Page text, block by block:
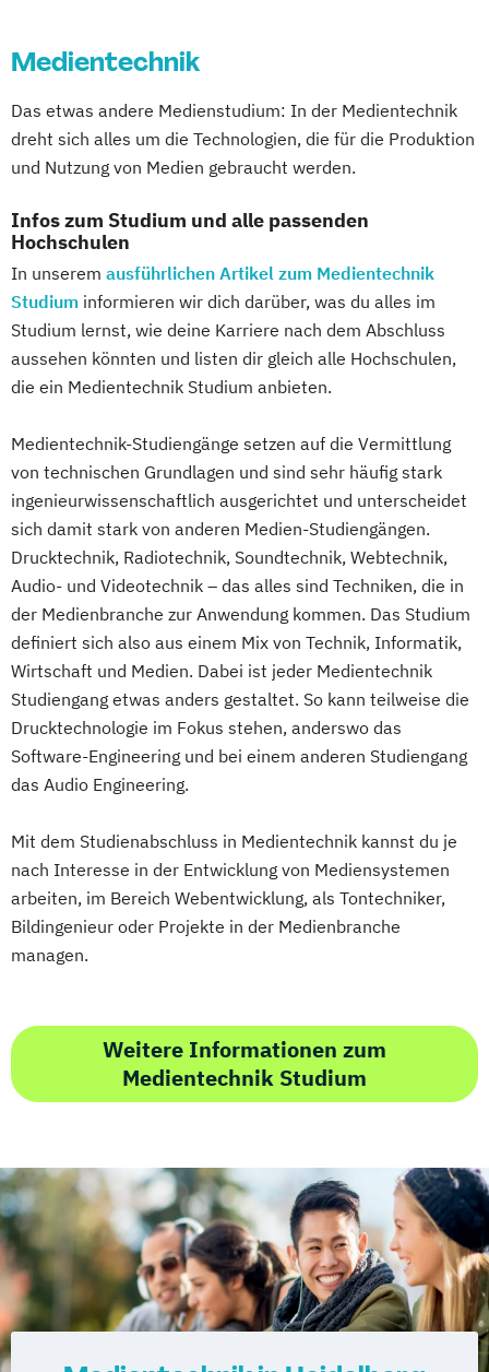
Medientechnik
Das etwas andere Medienstudium: In der Medientechnik
dreht sich alles um die Technologien, die für die Produktion
und Nutzung von Medien gebraucht werden.
Infos zum Studium und alle passenden
Hochschulen
In unserem ausführlichen Artikel zum Medientechnik
Studium informieren wir dich darüber, was du alles im
Studium lernst, wie deine Karriere nach dem Abschluss
aussehen könnten und listen dir gleich alle Hochschulen,
die ein Medientechnik Studium anbieten.
Medientechnik-Studiengänge setzen auf die Vermittlung
von technischen Grundlagen und sind sehr häufig stark
ingenieurwissenschaftlich ausgerichtet und unterscheidet
sich damit stark von anderen Medien-Studiengängen.
Drucktechnik, Radiotechnik, Soundtechnik, Webtechnik,
Audio- und Videotechnik – das alles sind Techniken, die in
der Medienbranche zur Anwendung kommen. Das Studium
definiert sich also aus einem Mix von Technik, Informatik,
Wirtschaft und Medien. Dabei ist jeder Medientechnik
Studiengang etwas anders gestaltet. So kann teilweise die
Drucktechnologie im Fokus stehen, anderswo das
Software-Engineering und bei einem anderen Studiengang
das Audio Engineering.
Mit dem Studienabschluss in Medientechnik kannst du je
nach Interesse in der Entwicklung von Mediensystemen
arbeiten, im Bereich Webentwicklung, als Tontechniker,
Bildingenieur oder Projekte in der Medienbranche
managen.
Weitere Informationen zum
Medientechnik Studium